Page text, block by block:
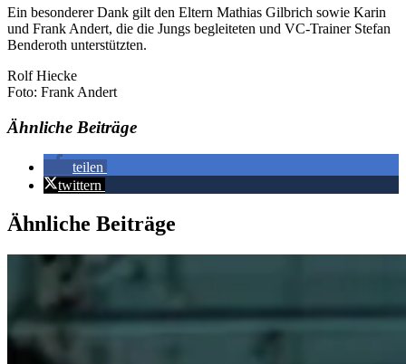
Ein besonderer Dank gilt den Eltern Mathias Gilbrich sowie Karin
und Frank Andert, die die Jungs begleiteten und VC-Trainer Stefan
Benderoth unterstützten.
Rolf Hiecke
Foto: Frank Andert
Ähnliche Beiträge
teilen
twittern
Ähnliche Beiträge